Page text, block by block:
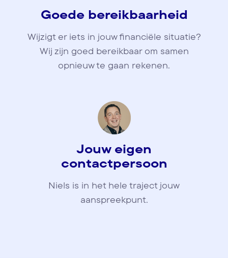
Goede bereikbaarheid
Wijzigt er iets in jouw financiële situatie?
Wij zijn goed bereikbaar om samen
opnieuw te gaan rekenen.
Jouw eigen
contactpersoon
Niels is in het hele traject jouw
aanspreekpunt.